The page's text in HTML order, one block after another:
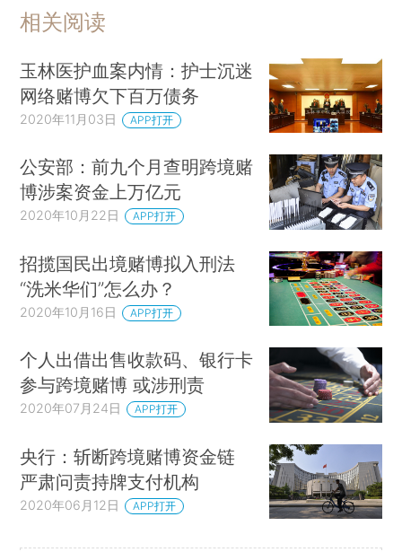
相关阅读
玉林医护血案内情：护士沉迷
网络赌博欠下百万债务
2020年11月03日 APP打开
公安部：前九个月查明跨境赌
博涉案资金上万亿元
2020年10月22日 APP打开
招揽国民出境赌博拟入刑法
“洗米华们”怎么办？
2020年10月16日 APP打开
个人出借出售收款码、银行卡
参与跨境赌博 或涉刑责
2020年07月24日 APP打开
央行：斩断跨境赌博资金链
严肃问责持牌支付机构
2020年06月12日 APP打开